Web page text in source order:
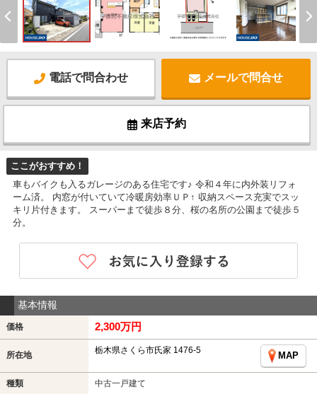
電話で問合わせ メールで問合せ
来店予約
ここがおすすめ！
車もバイクも入るガレージのある住宅です♪ 令和４年に内外装リフォ
ーム済。 内窓が付いていて冷暖房効率ＵＰ↑ 収納スペース充実でスッ
キリ片付きます。 スーパーまで徒歩８分、桜の名所の公園まで徒歩５
分。
基本情報
価格 2,300万円
所在地 栃木県さくら市氏家 1476-5
MAP
種類 中古一戸建て